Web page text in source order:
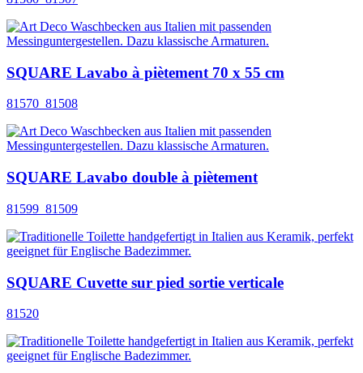
SQUARE Lavabo à piètement 70 x 55 cm
81570_81508
SQUARE Lavabo double à piètement
81599_81509
SQUARE Cuvette sur pied sortie verticale
81520